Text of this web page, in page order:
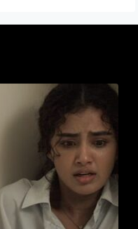
അനുപമ പരമേശ്വരൻ;